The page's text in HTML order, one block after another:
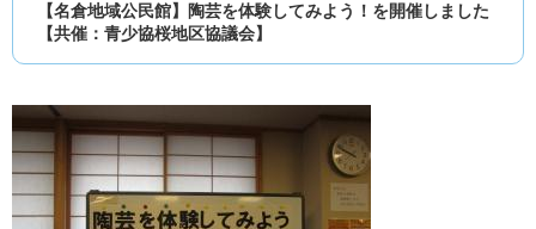
【名倉地域公民館】陶芸を体験してみよう！を開催しました
【共催：青少協桜地区協議会】